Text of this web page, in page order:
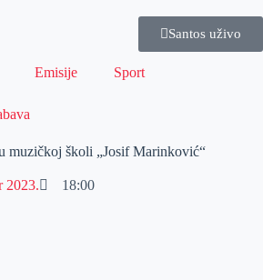
Santos uživo
Emisije Sport
muzičkoj školi „Josif Marinković“
2023. 18:00